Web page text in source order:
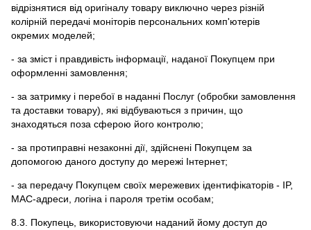
відрізнятися від оригіналу товару виключно через різній
колірній передачі моніторів персональних комп'ютерів
окремих моделей;
- за зміст і правдивість інформації, наданої Покупцем при
оформленні замовлення;
- за затримку і перебої в наданні Послуг (обробки замовлення
та доставки товару), які відбуваються з причин, що
знаходяться поза сферою його контролю;
- за протиправні незаконні дії, здійснені Покупцем за
допомогою даного доступу до мережі Інтернет;
- за передачу Покупцем своїх мережевих ідентифікаторів - IP,
MAC-адреси, логіна і пароля третім особам;
8.3. Покупець, використовуючи наданий йому доступ до